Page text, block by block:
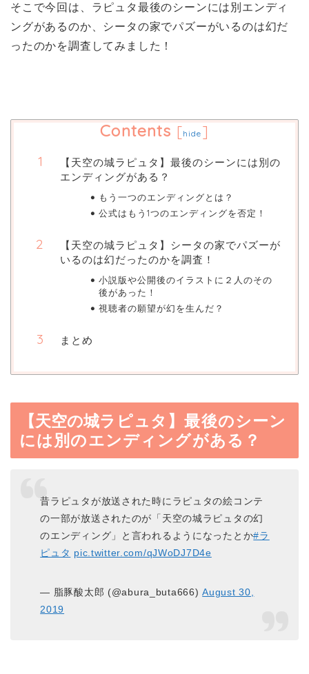
そこで今回は、ラピュタ最後のシーンには別エンディ
ングがあるのか、シータの家でパズーがいるのは幻だ
ったのかを調査してみました！
Contents [hide ]
【天空の城ラピュタ】最後のシーンには別の
エンディングがある？
もう一つのエンディングとは？
公式はもう1つのエンディングを否定！
【天空の城ラピュタ】シータの家でパズーが
いるのは幻だったのかを調査！
小説版や公開後のイラストに２人のその
後があった！
視聴者の願望が幻を生んだ？
まとめ
【天空の城ラピュタ 】最後のシーン
には別のエンディングがある？
昔ラピュタが放送された時にラピュタの絵コンテ
の一部が放送されたのが「天空の城ラピュタの幻
のエンディング」と言われるようになったとか#ラ
ピュタ pic.twitter.com/qJWoDJ7D4e
— 脂豚酸太郎 (@abura_buta666)August 30,
2019